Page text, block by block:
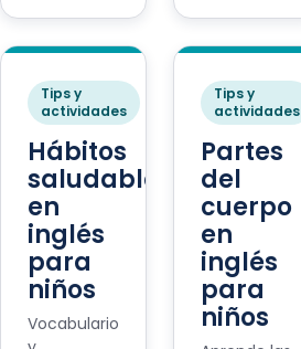
Tips y
actividades
Hábitos
saludables
en
inglés
para
niños
Vocabulario
Tips y
actividades
Partes
del
cuerpo
en
inglés
para
niños